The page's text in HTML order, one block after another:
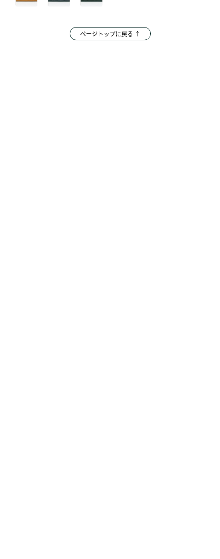
ページトップに戻る ↑